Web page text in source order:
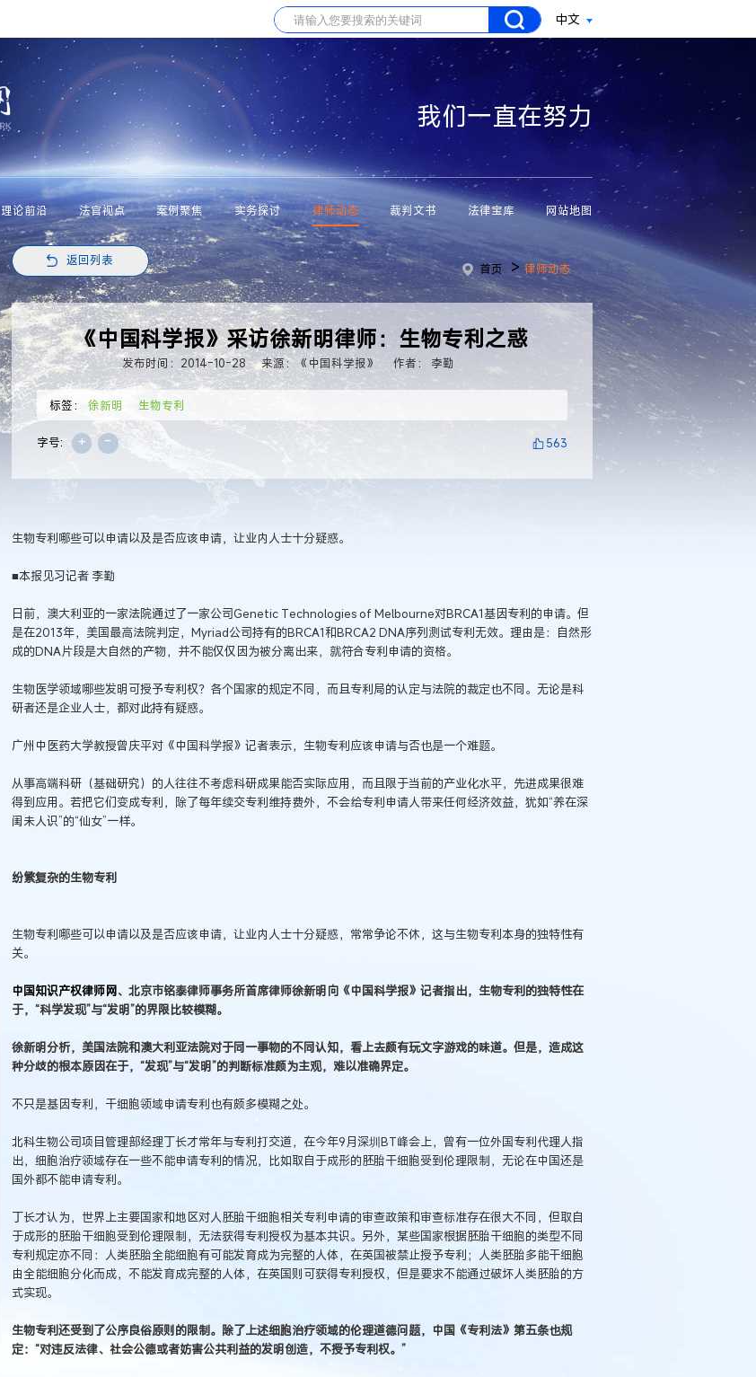
中文
我们一直在努力
理论前沿 法官视点 案例聚焦 实务探讨 律师动态 裁判文书 法律宝库 网站地图
著名知识产权律师徐新明接受《中国经营
挑战与应对策略
徐新明律师经典案例：刘某与西安某生物科
返回列表
首页 >律师动态
《中国科学报》采访徐新明律师：生物专利之惑
发布时间：2014-10-28 来源：《中国科学报》 作者： 李勤
标签： 徐新明 生物专利
字号: + - 563
生物专利哪些可以申请以及是否应该申请，让业内人士十分疑惑。
■本报见习记者 李勤
日前，澳大利亚的一家法院通过了一家公司Genetic Technologies of Melbourne对BRCA1基因专利的申请。但
是在2013年，美国最高法院判定，Myriad公司持有的BRCA1和BRCA2 DNA序列测试专利无效。理由是：自然形
成的DNA片段是大自然的产物，并不能仅仅因为被分离出来，就符合专利申请的资格。
生物医学领域哪些发明可授予专利权？各个国家的规定不同，而且专利局的认定与法院的裁定也不同。无论是科
研者还是企业人士，都对此持有疑惑。
广州中医药大学教授曾庆平对《中国科学报》记者表示，生物专利应该申请与否也是一个难题。
从事高端科研（基础研究）的人往往不考虑科研成果能否实际应用，而且限于当前的产业化水平，先进成果很难
得到应用。若把它们变成专利，除了每年续交专利维持费外，不会给专利申请人带来任何经济效益，犹如“养在深
闺未人识”的“仙女”一样。
纷繁复杂的生物专利
生物专利哪些可以申请以及是否应该申请，让业内人士十分疑惑，常常争论不休，这与生物专利本身的独特性有
关。
中国知识产权律师网、北京市铭泰律师事务所首席律师徐新明向《中国科学报》记者指出，生物专利的独特性在
于，“科学发现”与“发明”的界限比较模糊。
徐新明分析，美国法院和澳大利亚法院对于同一事物的不同认知，看上去颇有玩文字游戏的味道。但是，造成这
种分歧的根本原因在于，“发现”与“发明”的判断标准颇为主观，难以准确界定。
不只是基因专利，干细胞领域申请专利也有颇多模糊之处。
北科生物公司项目管理部经理丁长才常年与专利打交道，在今年9月深圳BT峰会上，曾有一位外国专利代理人指
出，细胞治疗领域存在一些不能申请专利的情况，比如取自于成形的胚胎干细胞受到伦理限制，无论在中国还是
国外都不能申请专利。
丁长才认为，世界上主要国家和地区对人胚胎干细胞相关专利申请的审查政策和审查标准存在很大不同，但取自
于成形的胚胎干细胞受到伦理限制，无法获得专利授权为基本共识。另外，某些国家根据胚胎干细胞的类型不同
专利规定亦不同：人类胚胎全能细胞有可能发育成为完整的人体，在英国被禁止授予专利；人类胚胎多能干细胞
由全能细胞分化而成，不能发育成完整的人体，在英国则可获得专利授权，但是要求不能通过破坏人类胚胎的方
式实现。
生物专利还受到了公序良俗原则的限制。除了上述细胞治疗领域的伦理道德问题，中国《专利法》第五条也规
定：“对违反法律、社会公德或者妨害公共利益的发明创造，不授予专利权。”